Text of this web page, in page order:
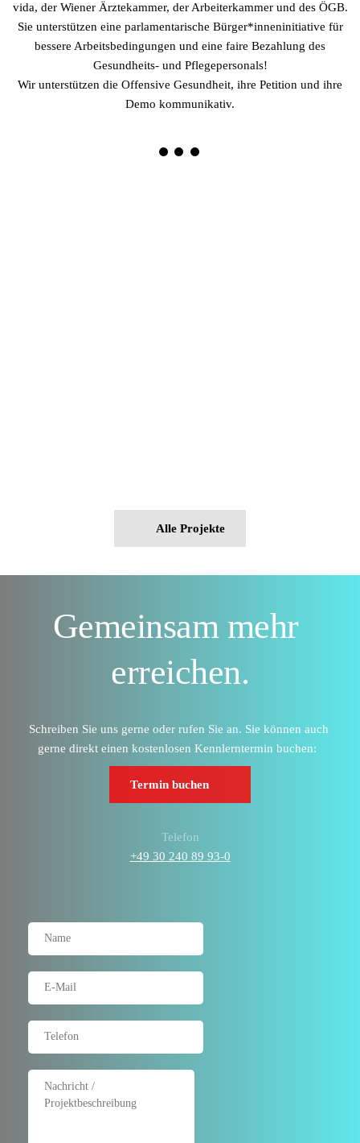
vida, der Wiener Ärztekammer, der Arbeiterkammer und des ÖGB.
Sie unterstützen eine parlamentarische Bürger*inneninitiative für
bessere Arbeitsbedingungen und eine faire Bezahlung des
Gesundheits- und Pflegepersonals!
Wir unterstützen die Offensive Gesundheit, ihre Petition und ihre
Demo kommunikativ.
Alle Projekte
Gemeinsam mehr
erreichen.
Schreiben Sie uns gerne oder rufen Sie an. Sie können auch
gerne direkt einen kostenlosen Kennlerntermin buchen:
Termin buchen
Telefon
+49 30 240 89 93-0